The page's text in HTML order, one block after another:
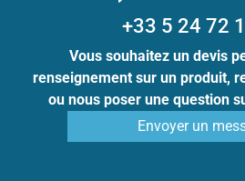
+33 5 24 72
Vous souhaitez un devis
renseignement sur un produit,
ou nous poser une question
Envoyer un